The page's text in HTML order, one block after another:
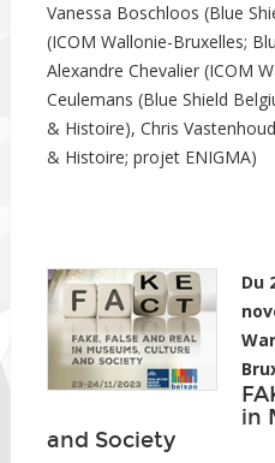
Vanessa Boschloos (Blue
(ICOM Wallonie-Bruxelles;
Alexandre Chevalier (ICOM
Ceulemans (Blue Shield
& Histoire), Chris
& Histoire; projet ENIGMA)
Du
in
and Society